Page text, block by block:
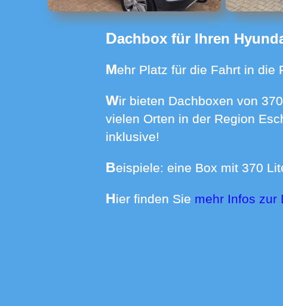
Dachbox für Ihren
Mehr Platz für die Fahrt in
Wir bieten Dachboxen von 370 bis 640 Liter Volumen mit Dachträgern für über 550 Automodelle an
vielen Orten in der Region
inklusive!
Beispiele: eine Box mit 370
Hier finden Sie mehr Infos zur